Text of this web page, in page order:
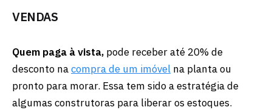
VENDAS
Quem paga à vista, pode receber até 20% de
desconto nacompra de um imóvel na planta ou
pronto para morar. Essa tem sido a estratégia de
algumas construtoras para liberar os estoques.